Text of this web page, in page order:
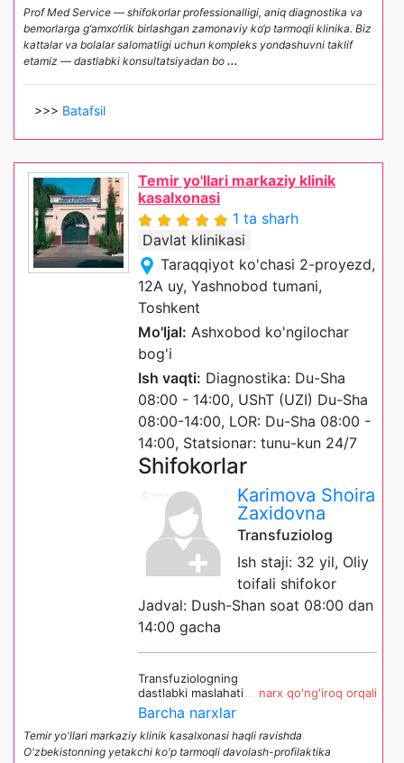
Prof Med Service — shifokorlar professionalligi, aniq diagnostika va
bemorlarga g‘amxo‘rlik birlashgan zamonaviy ko‘p tarmoqli klinika. Biz
kattalar va bolalar salomatligi uchun kompleks yondashuvni taklif
etamiz — dastlabki konsultatsiyadan bo ...
>>> Batafsil
Temir yo'llari markaziy klinik
kasalxonasi
1 ta sharh
Davlat klinikasi
Taraqqiyot ko'chasi 2-proyezd,
12A uy, Yashnobod tumani,
Toshkent
Mo'ljal: Ashxobod ko'ngilochar
bog'i
Ish vaqti: Diagnostika: Du-Sha
08:00 - 14:00, UShT (UZI) Du-Sha
08:00-14:00, LOR: Du-Sha 08:00 -
14:00, Statsionar: tunu-kun 24/7
Shifokorlar
Karimova Shoira
Zaxidovna
Transfuziolog
Ish staji: 32 yil, Oliy
toifali shifokor
Jadval: Dush-Shan soat 08:00 dan
14:00 gacha
Transfuziologning
dastlabki maslahati
narx qo'ng'iroq orqali
Barcha narxlar
Temir yo'llari markaziy klinik kasalxonasi haqli ravishda
O'zbekistonning yetakchi ko'p tarmoqli davolash-profilaktika